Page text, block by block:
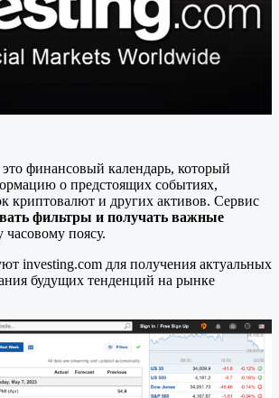
финансовый календарь, который
о предстоящих событиях,
криптовалют и других активов. Сервис
фильтры и получать важные
поясу.
investing.com для получения актуальных
будущих тенденций на рынке